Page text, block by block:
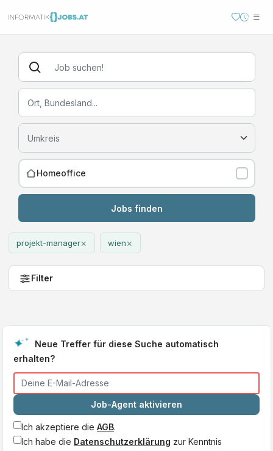
Homeoffice
Jobs finden
projekt-manager× wien×
Filter
Neue Treffer für diese Suche automatisch
erhalten?
Job-Agent aktivieren
Ich akzeptiere die AGB.
Ich habe die Datenschutzerklärung zur Kenntnis